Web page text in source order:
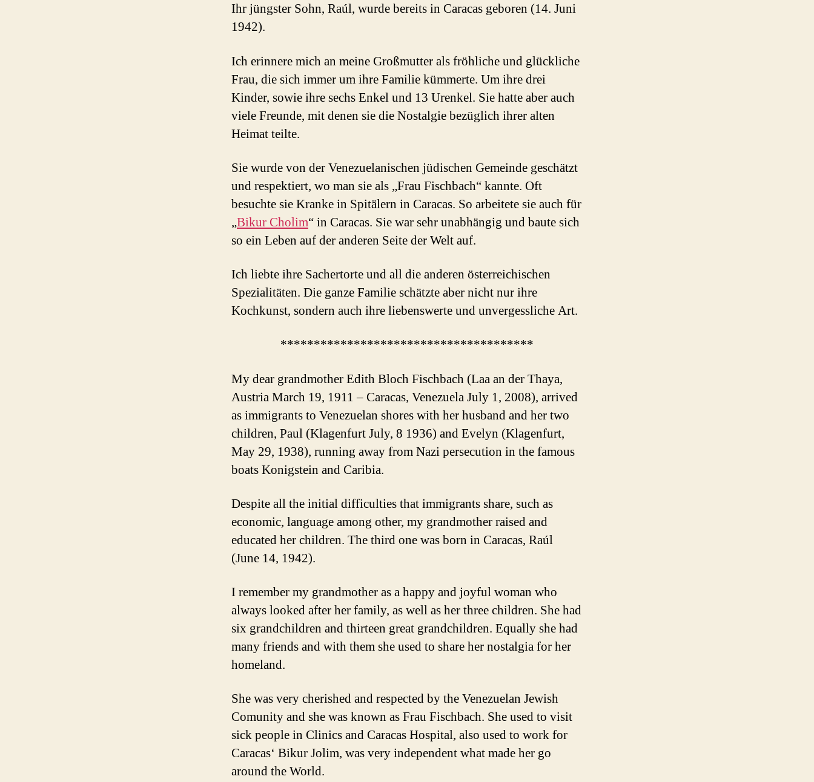
Ihr jüngster Sohn, Raúl, wurde bereits in Caracas geboren (14. Juni
1942).
Ich erinnere mich an meine Großmutter als fröhliche und glückliche
Frau, die sich immer um ihre Familie kümmerte. Um ihre drei
Kinder, sowie ihre sechs Enkel und 13 Urenkel. Sie hatte aber auch
viele Freunde, mit denen sie die Nostalgie bezüglich ihrer alten
Heimat teilte.
Sie wurde von der Venezuelanischen jüdischen Gemeinde geschätzt
und respektiert, wo man sie als „Frau Fischbach“ kannte. Oft
besuchte sie Kranke in Spitälern in Caracas. So arbeitete sie auch für
„Bikur Cholim“ in Caracas. Sie war sehr unabhängig und baute sich
so ein Leben auf der anderen Seite der Welt auf.
Ich liebte ihre Sachertorte und all die anderen österreichischen
Spezialitäten. Die ganze Familie schätzte aber nicht nur ihre
Kochkunst, sondern auch ihre liebenswerte und unvergessliche Art.
**************************************
My dear grandmother Edith Bloch Fischbach (Laa an der Thaya,
Austria March 19, 1911 – Caracas, Venezuela July 1, 2008), arrived
as immigrants to Venezuelan shores with her husband and her two
children, Paul (Klagenfurt July, 8 1936) and Evelyn (Klagenfurt,
May 29, 1938), running away from Nazi persecution in the famous
boats Konigstein and Caribia.
Despite all the initial difficulties that immigrants share, such as
economic, language among other, my grandmother raised and
educated her children. The third one was born in Caracas, Raúl
(June 14, 1942).
I remember my grandmother as a happy and joyful woman who
always looked after her family, as well as her three children. She had
six grandchildren and thirteen great grandchildren. Equally she had
many friends and with them she used to share her nostalgia for her
homeland.
She was very cherished and respected by the Venezuelan Jewish
Comunity and she was known as Frau Fischbach. She used to visit
sick people in Clinics and Caracas Hospital, also used to work for
Caracas‘ Bikur Jolim, was very independent what made her go
around the World.